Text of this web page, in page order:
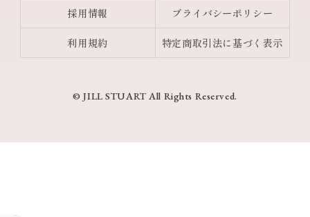
採用情報 プライバシーポリシー
利用規約 特定商取引法に基づく表示
© JILL STUART All Rights Reserved.